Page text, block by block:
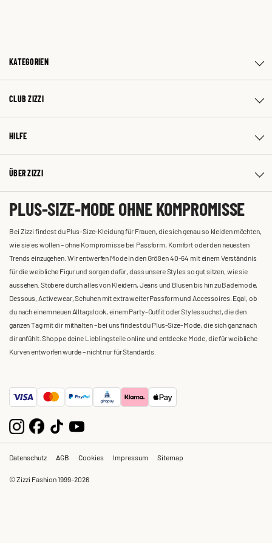
KATEGORIEN
CLUB ZIZZI
HILFE
ÜBER ZIZZI
PLUS-SIZE-MODE OHNE KOMPROMISSE
Bei Zizzi findest du Plus-Size-Kleidung für Frauen, die sich genau so kleiden möchten,
wie sie es wollen – ohne Kompromisse bei Passform, Komfort oder den neuesten
Trends einzugehen. Wir entwerfen Mode in den Größen 40-64 mit einem Verständnis
für die weibliche Figur und sorgen dafür, dass unsere Styles so gut sitzen, wie sie
aussehen. Stöbere durch alles von Kleidern, Jeans und Blusen bis hin zu Bademode,
Dessous, Activewear, Schuhen mit extra weiter Passform und Accessoires. Egal, ob
du nach einem neuen Alltagslook, einem Party-Outfit oder Styles suchst, die den
ganzen Tag mit dir mithalten – bei uns findest du Plus-Size-Mode, die sich ganz nach
dir anfühlt. Shoppe deine Lieblingsteile online und entdecke Mode, die für weibliche
Kurven entworfen wurde – nicht nur für Standards.
Datenschutz AGB Cookies Impressum Sitemap
© Zizzi Fashion 1999-2026